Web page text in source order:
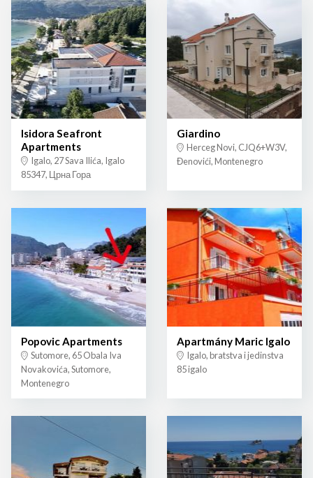
Isidora Seafront
Apartments
Igalo, 27 Sava Ilića, Igalo
85347, Црна Гора
Giardino
Herceg Novi, CJQ6+W3V,
Đenovići, Montenegro
Popovic Apartments
Sutomore, 65 Obala Iva
Novakovića, Sutomore,
Montenegro
Apartmány Maric Igalo
Igalo, bratstva i jedinstva
85 igalo